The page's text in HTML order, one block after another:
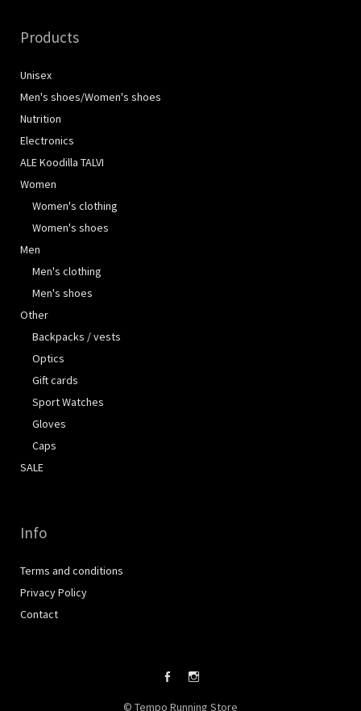
Products
Unisex
Men's shoes/Women's shoes
Nutrition
Electronics
ALE Koodilla TALVI
Women
Women's clothing
Women's shoes
Men
Men's clothing
Men's shoes
Other
Backpacks / vests
Optics
Gift cards
Sport Watches
Gloves
Caps
SALE
Info
Terms and conditions
Privacy Policy
Contact
FacebookInstagram
© Tempo Running Store